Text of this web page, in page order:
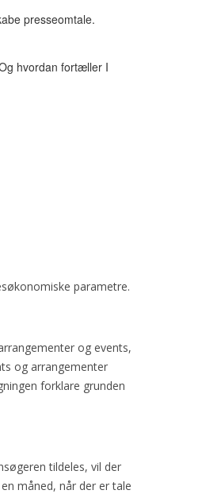
presseomtale.
hvordan fortæller I
parametre.
og events,
og arrangementer
forklare grunden
tildeles, vil der
måned, når der er tale